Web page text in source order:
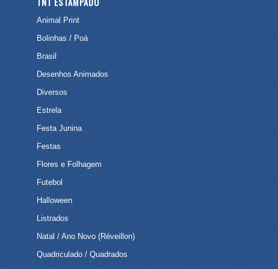
Animal Print
Bolinhas / Poá
Brasil
Desenhos Animados
Diversos
Estrela
Festa Junina
Festas
Flores e Folhagem
Futebol
Halloween
Listrados
Natal / Ano Novo (Réveillon)
Quadriculado / Quadrados